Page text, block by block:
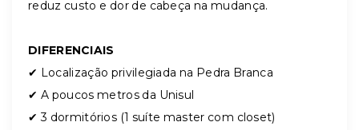
reduz custo e dor de cabeça na mudança.
DIFERENCIAIS
✔ Localização privilegiada na Pedra Branca
✔ A poucos metros da Unisul
✔ 3 dormitórios (1 suíte master com closet)